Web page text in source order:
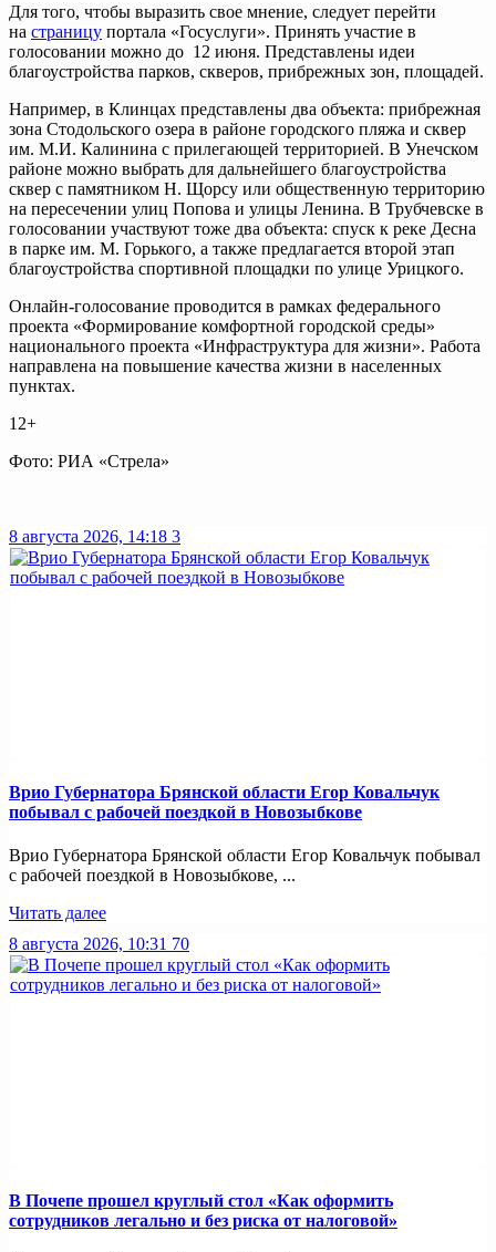
Для того, чтобы выразить свое мнение, следует перейти
на страницу портала «Госуслуги». Принять участие в
голосовании можно до 12 июня. Представлены идеи
благоустройства парков, скверов, прибрежных зон, площадей.
Например, в Клинцах представлены два объекта: прибрежная
зона Стодольского озера в районе городского пляжа и сквер
им. М.И. Калинина с прилегающей территорией. В Унечском
районе можно выбрать для дальнейшего благоустройства
сквер с памятником Н. Щорсу или общественную территорию
на пересечении улиц Попова и улицы Ленина. В Трубчевске в
голосовании участвуют тоже два объекта: спуск к реке Десна
в парке им. М. Горького, а также предлагается второй этап
благоустройства спортивной площадки по улице Урицкого.
Онлайн-голосование проводится в рамках федерального
проекта «Формирование комфортной городской среды»
национального проекта «Инфраструктура для жизни». Работа
направлена на повышение качества жизни в населенных
пунктах.
12+
Фото: РИА «Стрела»
8 августа 2026, 14:18 3
Врио Губернатора Брянской области Егор Ковальчук
побывал с рабочей поездкой в Новозыбкове
Врио Губернатора Брянской области Егор Ковальчук побывал
с рабочей поездкой в Новозыбкове, ...
Читать далее
8 августа 2026, 10:31 70
В Почепе прошел круглый стол «Как оформить
сотрудников легально и без риска от налоговой»